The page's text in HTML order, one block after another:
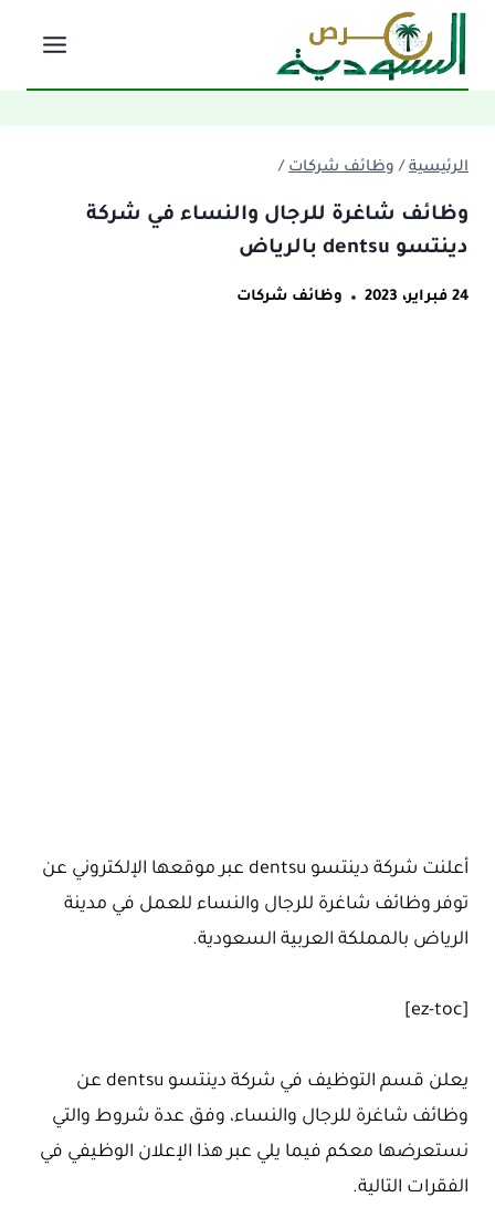
التجاوز
المحتوى
الرئيسية / وظائف شركات /
وظائف شاغرة للرجال والنساء في شركة
دينتسو dentsu بالرياض
24 فبراير، 2023 وظائف شركات
أعلنت شركة دينتسو dentsu عبر موقعها الإلكتروني عن
توفر وظائف شاغرة للرجال والنساء للعمل في مدينة
الرياض بالمملكة العربية السعودية.
[ez-toc]
يعلن قسم التوظيف في شركة دينتسو dentsu عن
وظائف شاغرة للرجال والنساء، وفق عدة شروط والتي
نستعرضها معكم فيما يلي عبر هذا الإعلان الوظيفي في
الفقرات التالية.